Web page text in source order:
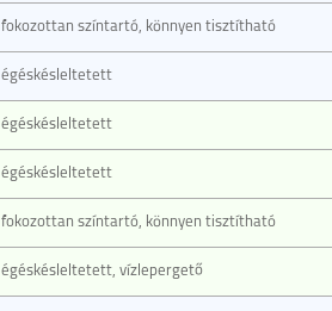
fokozottan színtartó, könnyen tisztítható
égéskésleltetett
égéskésleltetett
égéskésleltetett
fokozottan színtartó, könnyen tisztítható
égéskésleltetett, vízlepergető